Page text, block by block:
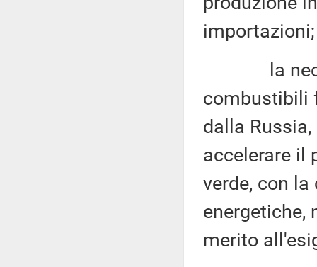
importazioni;
la
combustibili
dalla
accelerare il
verde, con
energetiche,
merito